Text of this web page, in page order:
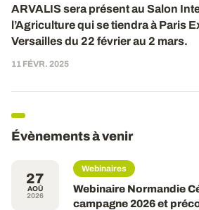
ARVALIS sera présentau Salon
l’Agriculture qui se tiendra à Paris
Versailles du 22 février au 2 mars.
11 FÉVR. 2025
Évènements à venir
27
AOÛ
2026
Webinaires
Webinaire Normandie
campagne 2026 et